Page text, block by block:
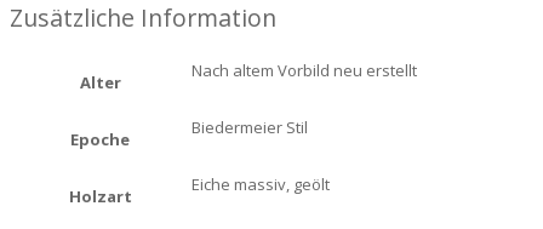
Zusätzliche Information
Alter
Nach altem Vorbild neu erstellt
Epoche
Biedermeier Stil
Holzart
Eiche massiv, geölt